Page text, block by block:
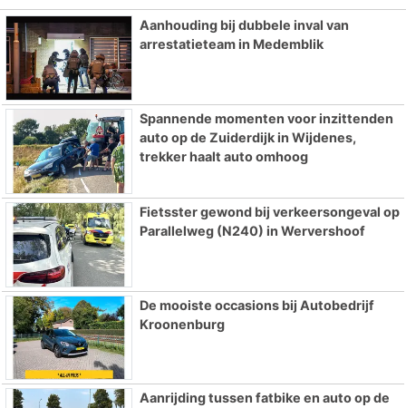
Aanhouding bij dubbele inval van
arrestatieteam in Medemblik
Spannende momenten voor inzittenden
auto op de Zuiderdijk in Wijdenes,
trekker haalt auto omhoog
Fietsster gewond bij verkeersongeval op
Parallelweg (N240) in Wervershoof
De mooiste occasions bij Autobedrijf
Kroonenburg
Aanrijding tussen fatbike en auto op de